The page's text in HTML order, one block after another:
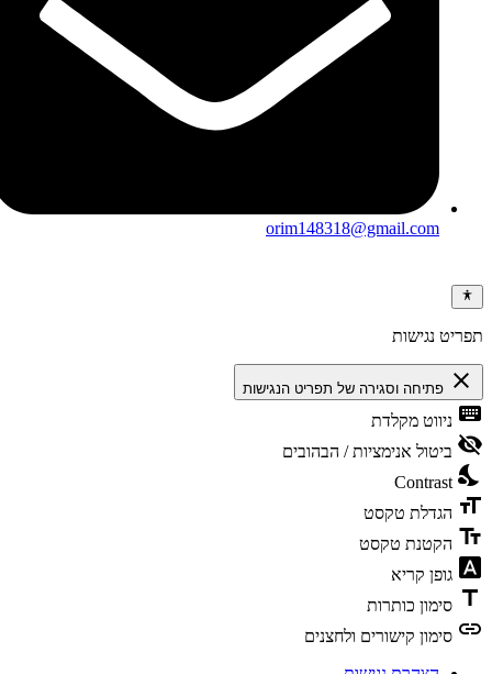
orim148318@gmail.com
נגישות
close פתיחה וסגירה של תפריט הנגישות
ניווט מקלדת
ביטול אנימציות / הבהובים
Contrast
הגדלת טקסט
הקטנת טקסט
גופן קריא
סימון כותרות
סימון קישורים ולחצנים